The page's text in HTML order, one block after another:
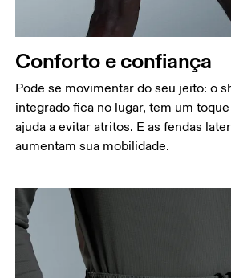
ombros. Meça ao redor da parte
coxa.
Entreperna
Fique em pé, com os pés ligeiramente afastados e
as pernas retas. Meça da virilha
Conforto e confiança
Pode se movimentar do seu jeito: o
integrado fica no lugar, tem um
ajuda a evitar atritos. E as fendas
aumentam sua mobilidade.